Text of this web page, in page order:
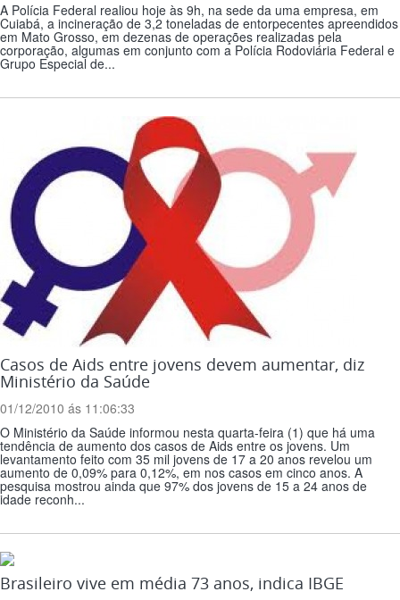
A Polícia Federal realiou hoje às 9h, na sede da uma empresa, em
Cuiabá, a incineração de 3,2 toneladas de entorpecentes apreendidos
em Mato Grosso, em dezenas de operações realizadas pela
corporação, algumas em conjunto com a Polícia Rodoviária Federal e
Grupo Especial de...
Casos de Aids entre jovens devem aumentar, diz
Ministério da Saúde
01/12/2010 ás 11:06:33
O Ministério da Saúde informou nesta quarta-feira (1) que há uma
tendência de aumento dos casos de Aids entre os jovens. Um
levantamento feito com 35 mil jovens de 17 a 20 anos revelou um
aumento de 0,09% para 0,12%, em nos casos em cinco anos. A
pesquisa mostrou ainda que 97% dos jovens de 15 a 24 anos de
idade reconh...
Brasileiro vive em média 73 anos, indica IBGE